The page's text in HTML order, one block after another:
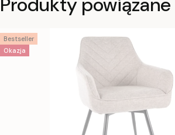
Okazja
Bestseller